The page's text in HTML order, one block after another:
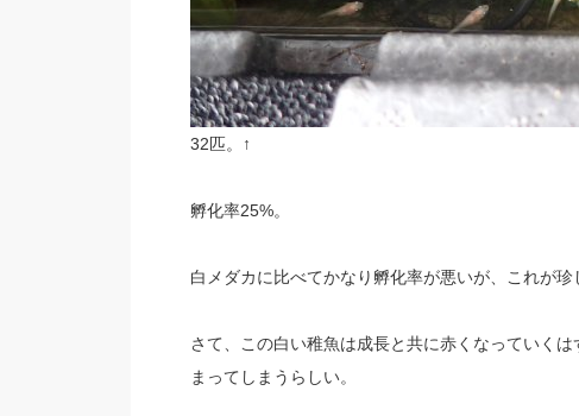
32匹。↑
孵化率25%。
白メダカに比べてかなり孵化率が悪いが、これが珍
さて、この白い稚魚は成長と共に赤くなっていく
まってしまうらしい。